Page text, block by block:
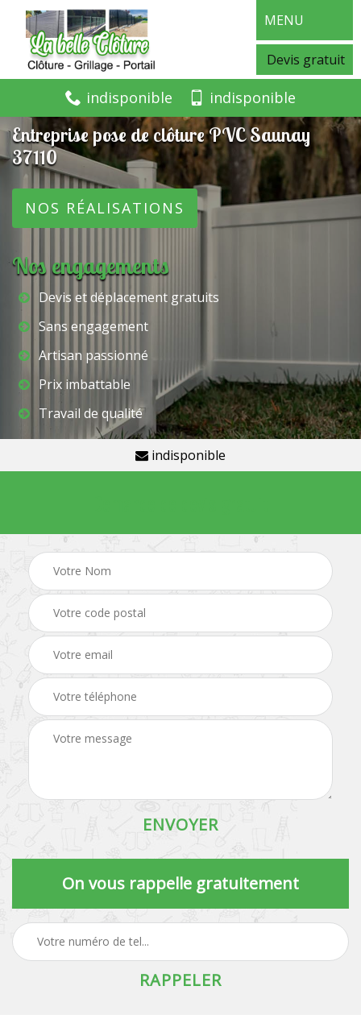
MENU
Devis gratuit
indisponible indisponible
Entreprise pose de clôture PVC Saunay
37110
NOS RÉALISATIONS
Nos engagements
Devis et déplacement gratuits
Sans engagement
Artisan passionné
Prix imbattable
Travail de qualité
indisponible
On vous rappelle gratuitement